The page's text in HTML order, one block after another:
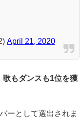
April 21, 2020
歌もダンスも1位を獲
ーとして選出されま